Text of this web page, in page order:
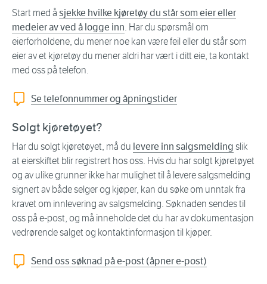
Start med å sjekke hvilke kjøretøy du står som eier eller
medeier av ved å logge inn. Har du spørsmål om
eierforholdene, du mener noe kan være feil eller du står som
eier av et kjøretøy du mener aldri har vært i ditt eie, ta kontakt
med oss på telefon.
Se telefonnummer og åpningstider
Solgt kjøretøyet?
Har du solgt kjøretøyet, må du levere inn salgsmelding slik
at eierskiftet blir registrert hos oss. Hvis du har solgt kjøretøyet
og av ulike grunner ikke har mulighet til å levere salgsmelding
signert av både selger og kjøper, kan du søke om unntak fra
kravet om innlevering av salgsmelding. Søknaden sendes til
oss på e-post, og må inneholde det du har av dokumentasjon
vedrørende salget og kontaktinformasjon til kjøper.
Send oss søknad på e-post (åpner e-post)